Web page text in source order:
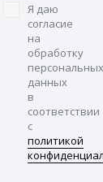
Я даю
согласие
на
обработку
персональных
данных
в
соответствии
с
политикой